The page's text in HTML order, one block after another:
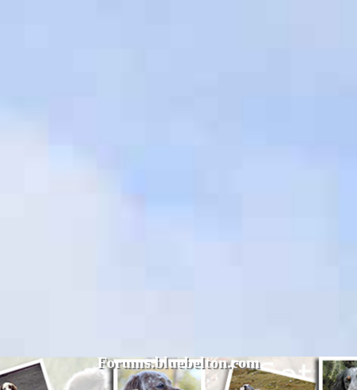
Forums.bluebelton.com